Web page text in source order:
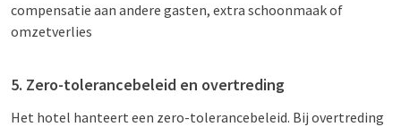
compensatie aan andere gasten, extra schoonmaak of
omzetverlies
5. Zero-tolerancebeleid en overtreding
Het hotel hanteert een zero-tolerancebeleid. Bij overtreding